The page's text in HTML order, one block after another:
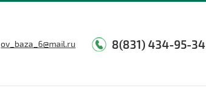
ov_baza_6@mail.ru 8(831) 434-95-34